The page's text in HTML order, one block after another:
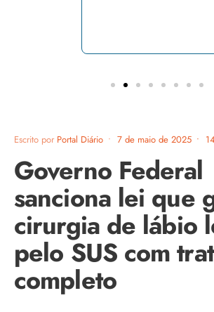
Escrito por Portal Diário • 7 de maio de 2025 •
Governo Federal
sanciona lei que
cirurgia de lábio
pelo SUS com
completo